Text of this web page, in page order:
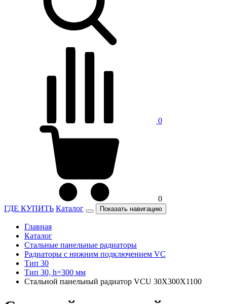
0
0
ГДЕ КУПИТЬ Каталог Показать навигацию
Главная
Каталог
Стальные панельные радиаторы
Радиаторы c нижним подключением VC
Тип 30
Тип 30, h=300 мм
Стальной панельный радиатор VCU 30X300X1100